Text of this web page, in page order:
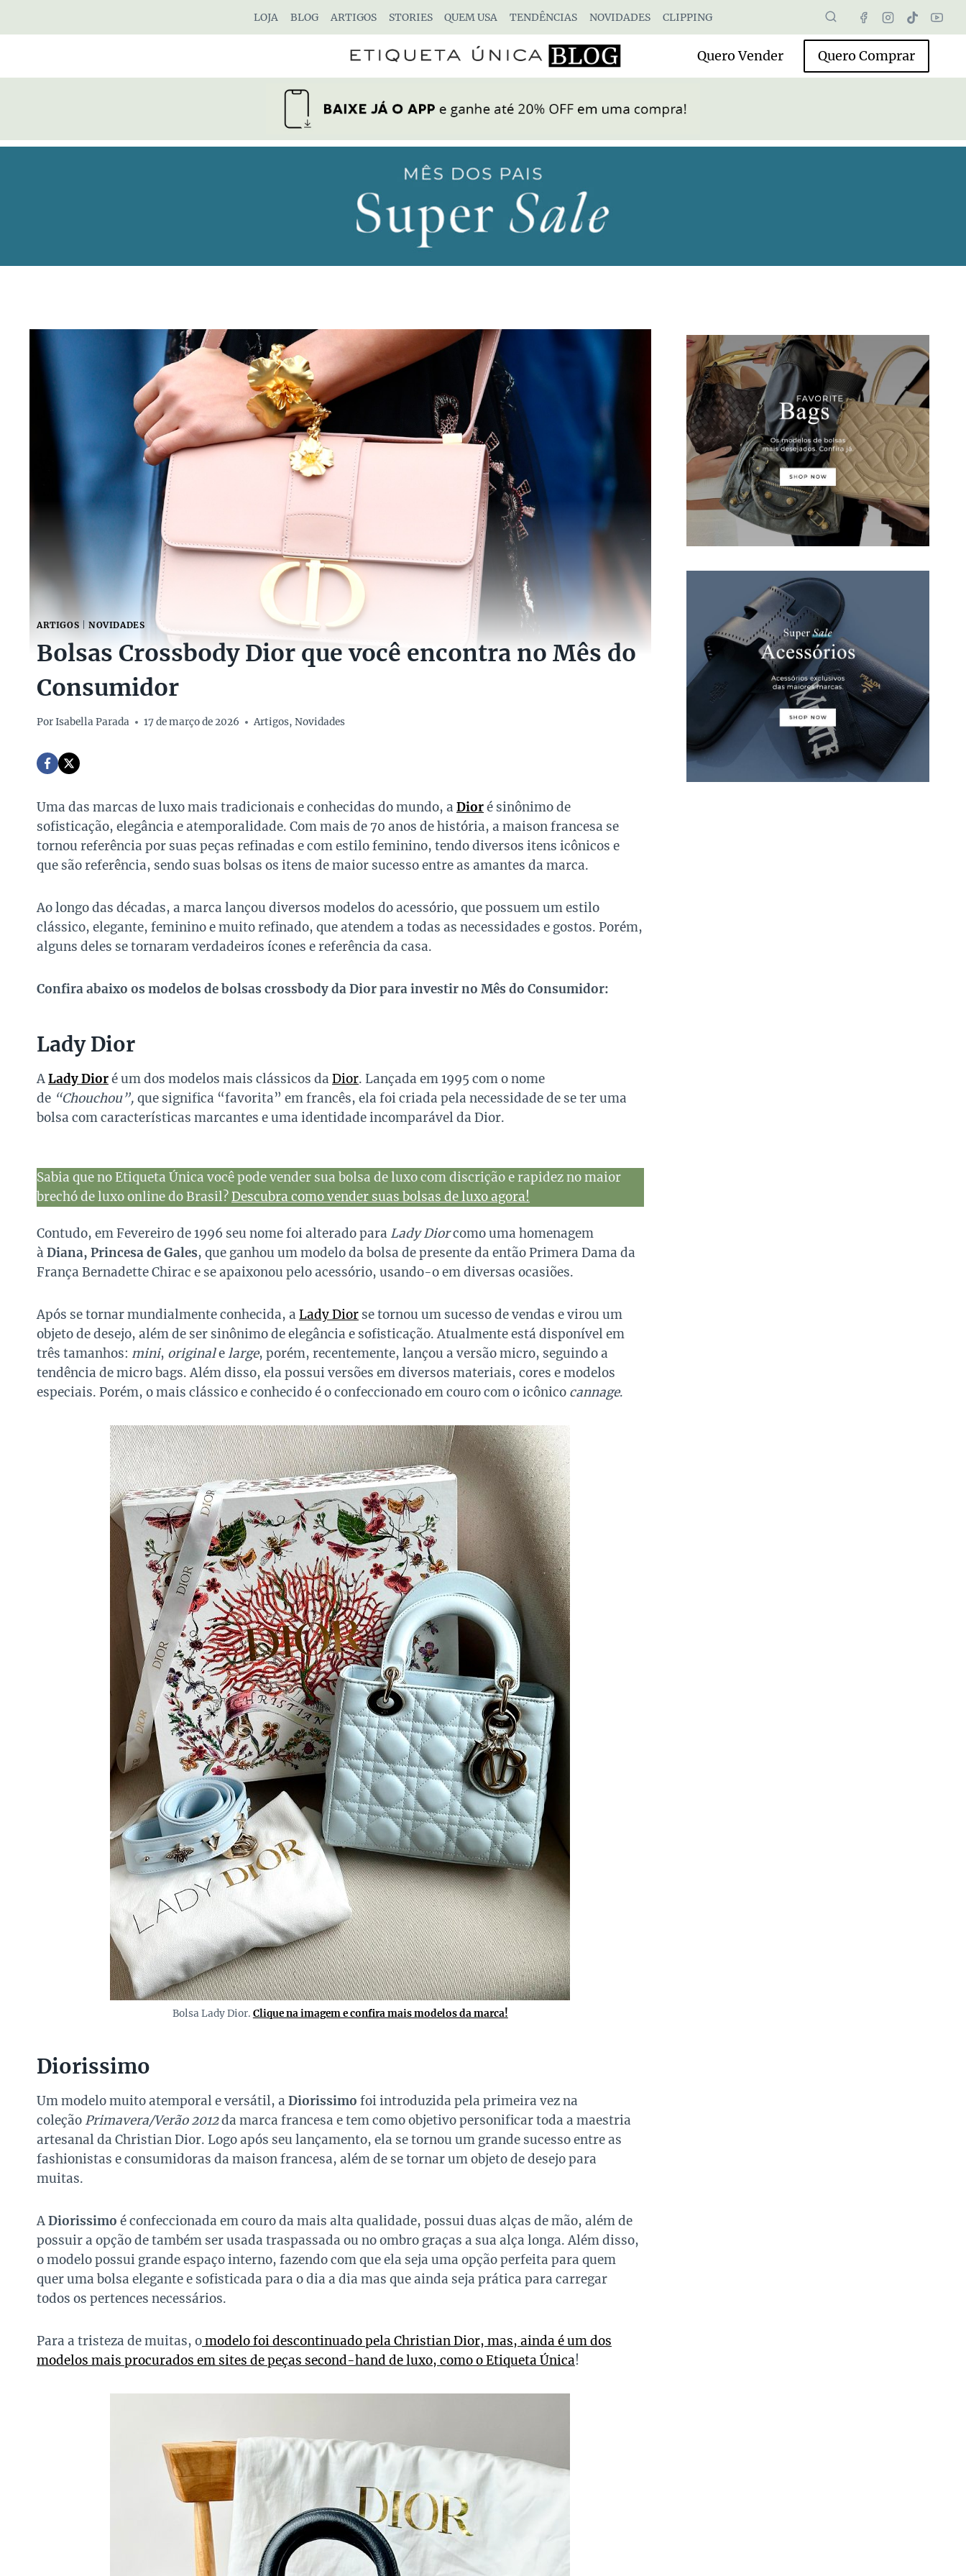
LOJA BLOG ARTIGOS STORIES QUEM USA TENDÊNCIAS NOVIDADES CLIPPING
Quero Vender Quero Comprar
ARTIGOS NOVIDADES
Bolsas Crossbody Dior que você encontra no Mês do
Consumidor
PorIsabella Parada 17 de março de 2026 Artigos,Novidades
Uma das marcas de luxo mais tradicionais e conhecidas do mundo, a Dioré sinônimo de
sofisticação, elegância e atemporalidade. Com mais de 70 anos de história, a maison francesa se
tornou referência por suas peças refinadas e com estilo feminino, tendo diversos itens icônicos e
que são referência, sendo suas bolsas os itens de maior sucesso entre as amantes da marca.
Ao longo das décadas, a marca lançou diversos modelos do acessório, que possuem um estilo
clássico, elegante, feminino e muito refinado, que atendem a todas as necessidades e gostos. Porém,
alguns deles se tornaram verdadeiros ícones e referência da casa.
Confira abaixo os modelos de bolsas crossbody da Dior para investir no Mês do Consumidor:
Lady Dior
ALady Dioré um dos modelos mais clássicos da Dior. Lançada em 1995 com o nome
de “Chouchou”, que significa “favorita” em francês, ela foi criada pela necessidade de se ter uma
bolsa com características marcantes e uma identidade incomparável da Dior.
Sabia que no Etiqueta Única você pode vender sua bolsa de luxo com discrição e rapidez no maior
brechó de luxo online do Brasil?Descubra como vender suas bolsas de luxo agora!
Contudo, em Fevereiro de 1996 seu nome foi alterado para Lady Diorcomo uma homenagem
à Diana, Princesa de Gales, que ganhou um modelo da bolsa de presente da então Primera Dama da
França Bernadette Chirac e se apaixonou pelo acessório, usando-o em diversas ocasiões.
Após se tornar mundialmente conhecida, a Lady Dior se tornou um sucesso de vendas e virou um
objeto de desejo, além de ser sinônimo de elegância e sofisticação. Atualmente está disponível em
três tamanhos: mini, originalelarge, porém, recentemente, lançou a versão micro, seguindo a
tendência de micro bags. Além disso, ela possui versões em diversos materiais, cores e modelos
especiais. Porém, o mais clássico e conhecido é o confeccionado em couro com o icônico cannage.
Bolsa Lady Dior. Clique na imagem e confira mais modelos da marca!
Diorissimo
Um modelo muito atemporal e versátil, a Diorissimo foi introduzida pela primeira vez na
coleção Primavera/Verão 2012da marca francesa e tem como objetivo personificar toda a maestria
artesanal da Christian Dior. Logo após seu lançamento, ela se tornou um grande sucesso entre as
fashionistas e consumidoras da maison francesa, além de se tornar um objeto de desejo para
muitas.
ADiorissimo é confeccionada em couro da mais alta qualidade, possui duas alças de mão, além de
possuir a opção de também ser usada traspassada ou no ombro graças a sua alça longa. Além disso,
o modelo possui grande espaço interno, fazendo com que ela seja uma opção perfeita para quem
quer uma bolsa elegante e sofisticada para o dia a dia mas que ainda seja prática para carregar
todos os pertences necessários.
Para a tristeza de muitas, omodelo foi descontinuado pela Christian Dior, mas, ainda é um dos
modelos mais procurados em sites de peças second-hand de luxo, como o Etiqueta Única!